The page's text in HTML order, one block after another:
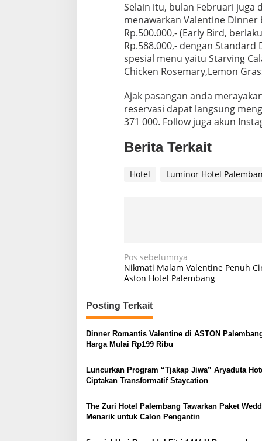
Selain itu, bulan Februari juga
menawarkan Valentine Dinner
Rp.500.000,- (Early Bird,
Rp.588.000,- dengan
spesial menu yaitu Starving
Chicken Rosemary,Lemon
Ajak pasangan anda
reservasi dapat langsung
371 000. Follow juga akun
Berita Terkait
Hotel Luminor Hotel
N
a
i
a
i
o
s
Pos sebelumnya
Nikmati Malam Valentine Penuh
Aston Hotel Palembang
Posting Terkait
Dinner Romantis Valentine di ASTON
Harga Mulai Rp199 Ribu
Luncurkan Program “Tjakap Jiwa” Aryaduta
Ciptakan Transformatif Staycation
The Zuri Hotel Palembang Tawarkan Paket
Menarik untuk Calon Pengantin